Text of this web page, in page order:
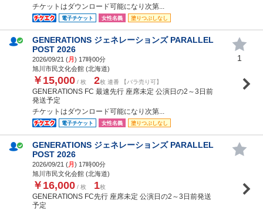
チケットはダウンロード可能になり次第...
電子チケット 女性名義 塗りつぶしなし
GENERATIONS ジェネレーションズ PARALLEL
POST 2026
2026/09/21 (月) 17時00分
旭川市民文化会館 (北海道)
￥15,000 / 枚 2枚 連番 【バラ売り可】
GENERATIONS FC 最速先行 座席未定 公演日の2～3日前
発送予定
チケットはダウンロード可能になり次第...
電子チケット 女性名義 塗りつぶしなし
1
GENERATIONS ジェネレーションズ PARALLEL
POST 2026
2026/09/21 (月) 17時00分
旭川市民文化会館 (北海道)
￥16,000 / 枚 1枚
GENERATIONS FC先行 座席未定 公演日の2～3日前発送
予定